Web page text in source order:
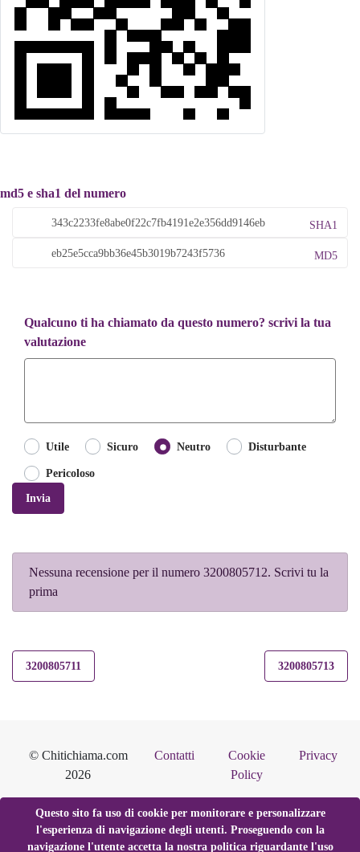
md5 e sha1 del numero
SHA1
MD5
Qualcuno ti ha chiamato da questo numero? scrivi la tua
valutazione
Utile Sicuro Neutro Disturbante
Pericoloso
Invia
Nessuna recensione per il numero 3200805712. Scrivi tu la
prima
3200805711 3200805713
© Chitichiama.com
2026
Contatti
Cookie
Policy
Privacy
Questo sito fa uso di cookie per monitorare e personalizzare
l'esperienza di navigazione degli utenti. Proseguendo con la
navigazione l'utente accetta la nostra politica riguardante l'uso